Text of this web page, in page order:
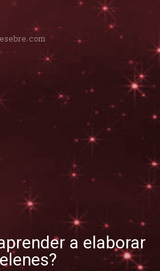
a elaborar